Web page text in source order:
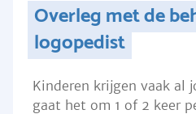
Overleg met de
logopedist
Kinderen krijgen vaak al
gaat het om 1 of 2 keer